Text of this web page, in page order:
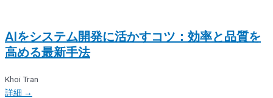
AIをシステム開発に活かすコツ：効率と品質を
高める最新手法
Khoi Tran
詳細 →